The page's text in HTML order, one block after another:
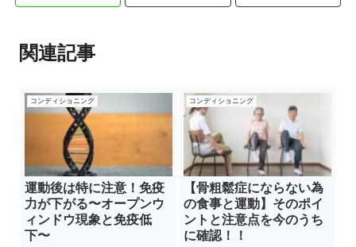
関連記事
コンディショニング
運動後は特に注意！免疫
力が下がる〜オープンウ
ィンドウ現象と免疫低
下〜
コンディショニング
【骨粗鬆症にならない為
の食事と運動】そのポイ
ントと注意点を今のうち
に確認！！